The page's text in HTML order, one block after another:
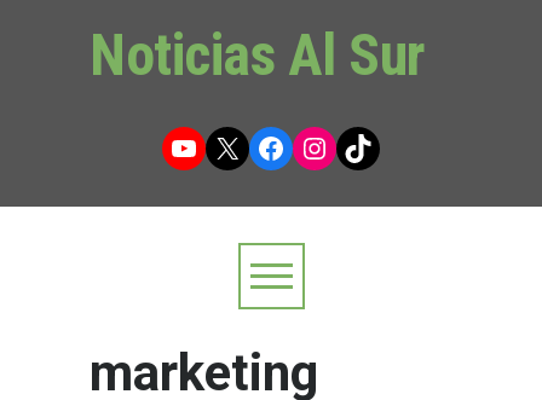
Noticias Al Sur
YouTube
X Facebook
Instagram
TikTok
marketing